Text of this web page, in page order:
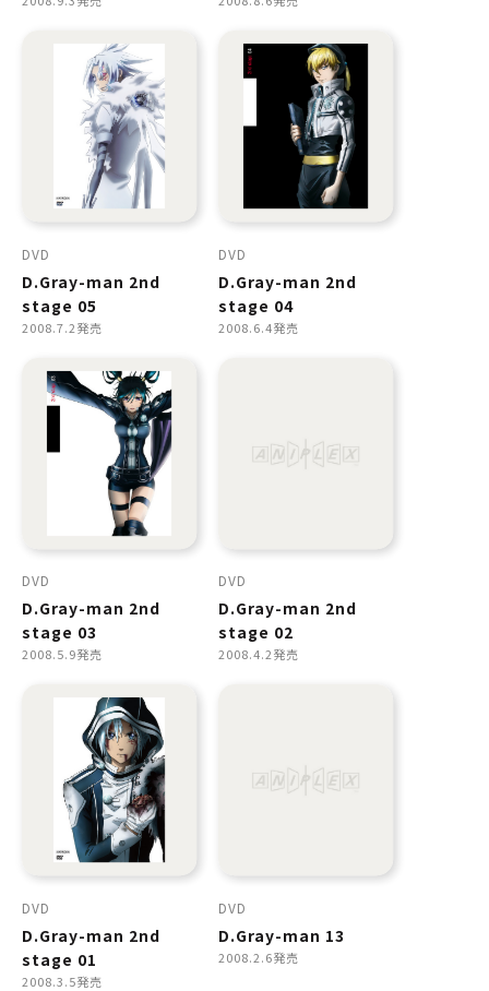
DVD
D.Gray-man 2nd
stage 05
2008.7.2発売
DVD
D.Gray-man 2nd
stage 04
2008.6.4発売
DVD
D.Gray-man 2nd
stage 03
2008.5.9発売
DVD
D.Gray-man 2nd
stage 02
2008.4.2発売
DVD
D.Gray-man 2nd
stage 01
2008.3.5発売
DVD
D.Gray-man 13
2008.2.6発売